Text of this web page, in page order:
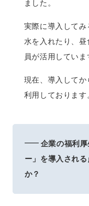
ました。
実際に導入して
水を入れたり、
員が活用していま
現在、導入してか
利用しております
企業の福利
ー」を導入され
か？